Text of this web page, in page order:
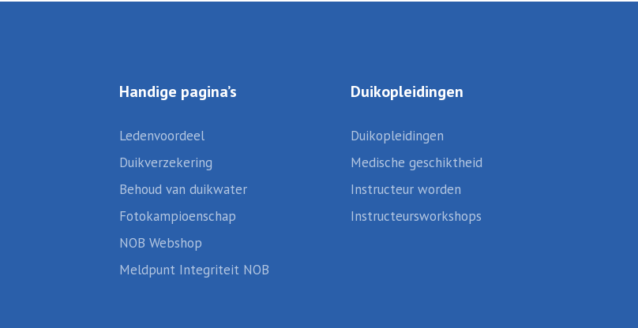
Handige pagina’s
Ledenvoordeel
Duikverzekering
Behoud van duikwater
Fotokampioenschap
NOB Webshop
Meldpunt Integriteit NOB
Duikopleidingen
Duikopleidingen
Medische geschiktheid
Instructeur worden
Instructeursworkshops